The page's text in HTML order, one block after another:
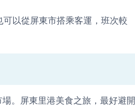
以從屏東市搭乘客運，班次較
。屏東里港美食之旅，最好避開